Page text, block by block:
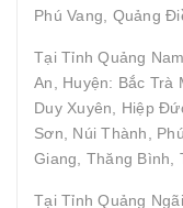
Phú Vang, Quảng
Tại Tỉnh Quảng
An, Huyện: Bắc Trà
Duy Xuyên, Hiệp
Sơn, Núi Thành,
Giang, Thăng Bình,
Tại Tỉnh Quảng